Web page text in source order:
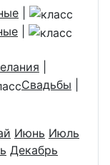
Свадьбы
Июнь Июль
Декабрь